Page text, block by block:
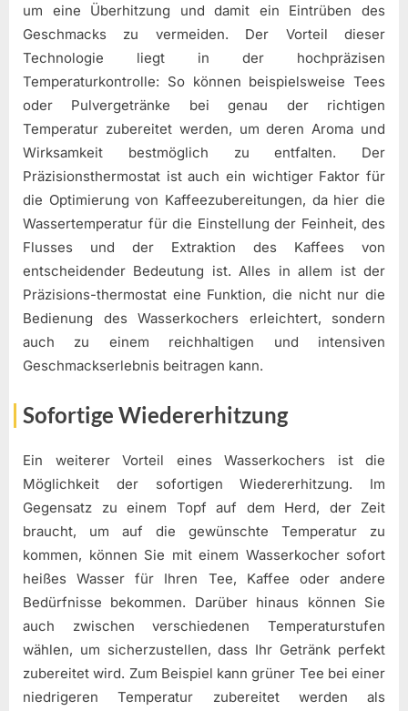
um eine Überhitzung und damit ein Eintrüben des
Geschmacks zu vermeiden. Der Vorteil dieser
Technologie liegt in der hochpräzisen
Temperaturkontrolle: So können beispielsweise Tees
oder Pulvergetränke bei genau der richtigen
Temperatur zubereitet werden, um deren Aroma und
Wirksamkeit bestmöglich zu entfalten. Der
Präzisionsthermostat ist auch ein wichtiger Faktor für
die Optimierung von Kaffeezubereitungen, da hier die
Wassertemperatur für die Einstellung der Feinheit, des
Flusses und der Extraktion des Kaffees von
entscheidender Bedeutung ist. Alles in allem ist der
Präzisions-thermostat eine Funktion, die nicht nur die
Bedienung des Wasserkochers erleichtert, sondern
auch zu einem reichhaltigen und intensiven
Geschmackserlebnis beitragen kann.
Sofortige Wiedererhitzung
Ein weiterer Vorteil eines Wasserkochers ist die
Möglichkeit der sofortigen Wiedererhitzung. Im
Gegensatz zu einem Topf auf dem Herd, der Zeit
braucht, um auf die gewünschte Temperatur zu
kommen, können Sie mit einem Wasserkocher sofort
heißes Wasser für Ihren Tee, Kaffee oder andere
Bedürfnisse bekommen. Darüber hinaus können Sie
auch zwischen verschiedenen Temperaturstufen
wählen, um sicherzustellen, dass Ihr Getränk perfekt
zubereitet wird. Zum Beispiel kann grüner Tee bei einer
niedrigeren Temperatur zubereitet werden als